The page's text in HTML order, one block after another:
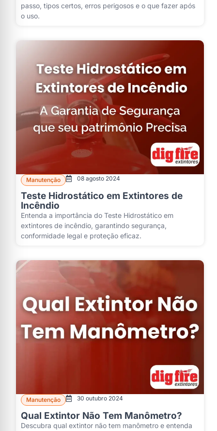
passo, tipos certos, erros perigosos e o que fazer após
o uso.
Manutenção 08 agosto 2024
Teste Hidrostático em Extintores de
Incêndio
Entenda a importância do Teste Hidrostático em
extintores de incêndio, garantindo segurança,
conformidade legal e proteção eficaz.
Manutenção 30 outubro 2024
Qual Extintor Não Tem Manômetro?
Descubra qual extintor não tem manômetro e entenda